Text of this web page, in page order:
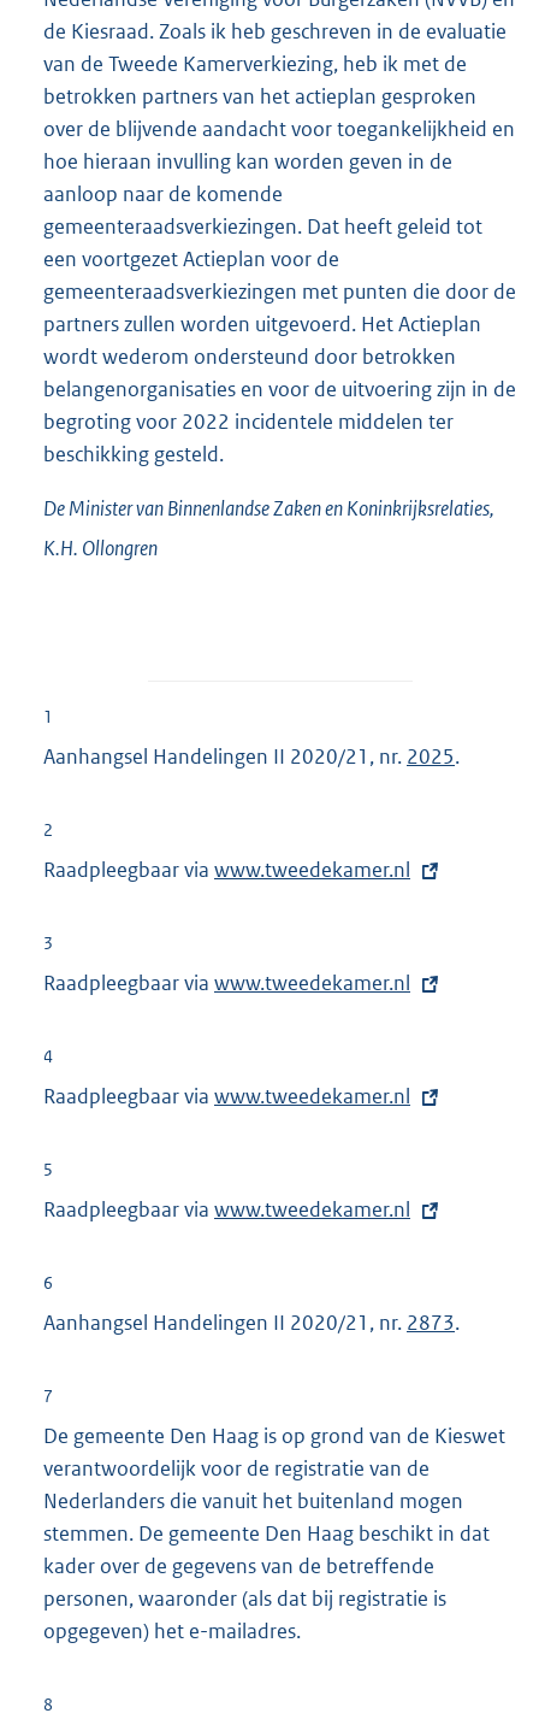
de Kiesraad. Zoals ik heb geschreven in de evaluatie
van de Tweede Kamerverkiezing, heb ik met de
betrokken partners van het actieplan gesproken
over de blijvende aandacht voor toegankelijkheid en
hoe hieraan invulling kan worden geven in de
aanloop naar de komende
gemeenteraadsverkiezingen. Dat heeft geleid tot
een voortgezet Actieplan voor de
gemeenteraadsverkiezingen met punten die door de
partners zullen worden uitgevoerd. Het Actieplan
wordt wederom ondersteund door betrokken
belangenorganisaties en voor de uitvoering zijn in de
begroting voor 2022 incidentele middelen ter
beschikking gesteld.
De Minister van Binnenlandse Zaken en Koninkrijksrelaties,
K.H. Ollongren
1
Aanhangsel Handelingen II 2020/21, nr. 2025.
2
Raadpleegbaar via E
r
l
:
www.tweedekamer.nl
3
Raadpleegbaar via E
r
l
k
www.tweedekamer.nl
4
Raadpleegbaar via E
r
l
www.tweedekamer.nl
5
Raadpleegbaar via E
l
i
n
k
:
www.tweedekamer.nl
6
Aanhangsel Handelingen II 2020/21, nr. 2873.
7
De gemeente Den Haag is op grond van de Kieswet
verantwoordelijk voor de registratie van de
Nederlanders die vanuit het buitenland mogen
stemmen. De gemeente Den Haag beschikt in dat
kader over de gegevens van de betreffende
personen, waaronder (als dat bij registratie is
opgegeven) het e-mailadres.
8